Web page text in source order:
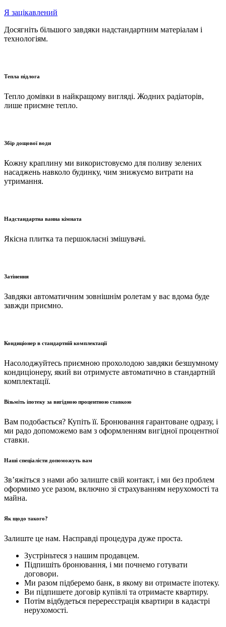
Я зацікавлений
Досягніть більшого завдяки надстандартним матеріалам і
технологіям.
Тепла підлога
Тепло домівки в найкращому вигляді. Жодних радіаторів,
лише приємне тепло.
Збір дощової води
Кожну краплину ми використовуємо для поливу зелених
насаджень навколо будинку, чим знижуємо витрати на
утримання.
Надстандартна ванна кімната
Якісна плитка та першокласні змішувачі.
Затінення
Завдяки автоматичним зовнішнім ролетам у вас вдома буде
завжди приємно.
Кондиціонер в стандартній комплектації
Насолоджуйтесь приємною прохолодою завдяки безшумному
кондиціонеру, який ви отримуєте автоматично в стандартній
комплектації.
Візьміть іпотеку за вигідною процентною ставкою
Вам подобається? Купіть її. Бронювання гарантоване одразу, і
ми радо допоможемо вам з оформленням вигідної процентної
ставки.
Наші спеціалісти допоможуть вам
Зв’яжіться з нами або залиште свій контакт, і ми без проблем
оформимо усе разом, включно зі страхуванням нерухомості та
майна.
Як щодо такого?
Залиште це нам. Насправді процедура дуже проста.
Зустріньтеся з нашим продавцем.
Підпишіть бронювання, і ми почнемо готувати
договори.
Ми разом підберемо банк, в якому ви отримаєте іпотеку.
Ви підпишете договір купівлі та отримаєте квартиру.
Потім відбудеться перереєстрація квартири в кадастрі
нерухомості.